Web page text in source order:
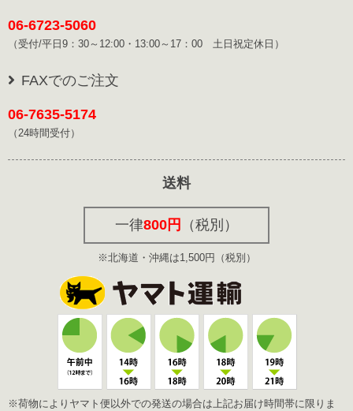
06-6723-5060
（受付/平日9：30～12:00・13:00～17：00 土日祝定休日）
FAXでのご注文
06-7635-5174
（24時間受付）
送料
一律800円 （税別）
※北海道・沖縄は1,500円（税別）
※荷物によりヤマト便以外での発送の場合は上記お届け時間帯に限りま